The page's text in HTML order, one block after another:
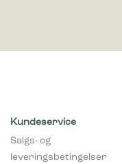
Kundeservice
Salgs- og
leveringsbetingelser